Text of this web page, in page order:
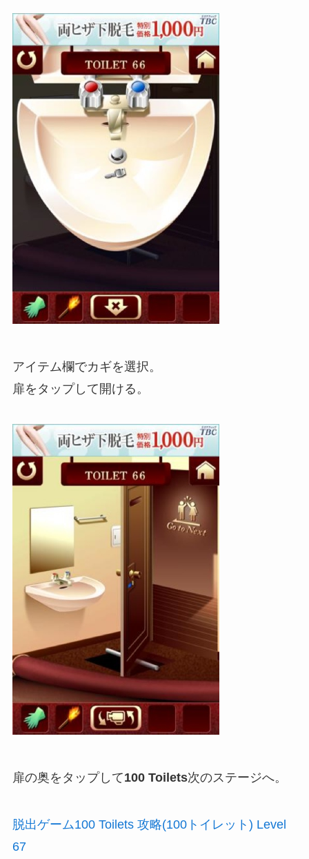
アイテム欄でカギを選択。
扉をタップして開ける。
扉の奥をタップして100 Toilets次のステージへ。
脱出ゲーム100 Toilets 攻略(100トイレット) Level
67